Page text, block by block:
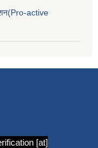
active
[at]